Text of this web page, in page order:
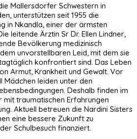
Mallersdorfer Schwestern in
unterstützen seit 1955 die
in Nkandla, einer der ärmsten
leitende Ärztin Sr Dr. Ellen Lindner,
Bevölkerung medizinisch
unvorstellbaren Leid, mit dem sie
konfrontiert sind. Das Leben
Armut, Krankheit und Gewalt. Vor
Mädchen leiden unter den
Deshalb finden im
mit traumatischen Erfahrungen
Aktuell betreuen die Nardini Sisters
eine bessere Zukunft zu
Schulbesuch finanziert.